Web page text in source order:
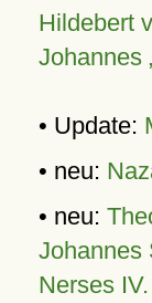
Hildebert
Johannes
• Update:
• neu:
• neu:
Johannes
Nerses